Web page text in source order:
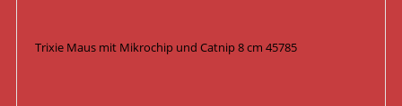
Trixie Maus mit Mikrochip und Catnip 8 cm 45785